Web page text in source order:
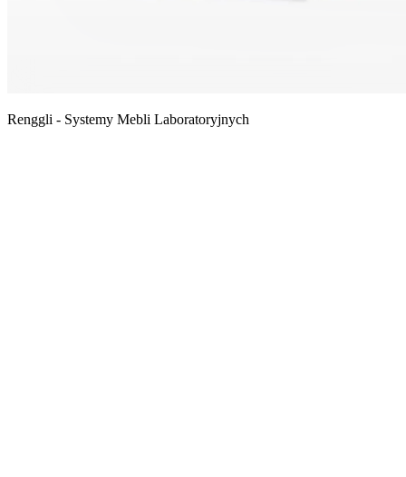
Renggli - Systemy Mebli Laboratoryjnych